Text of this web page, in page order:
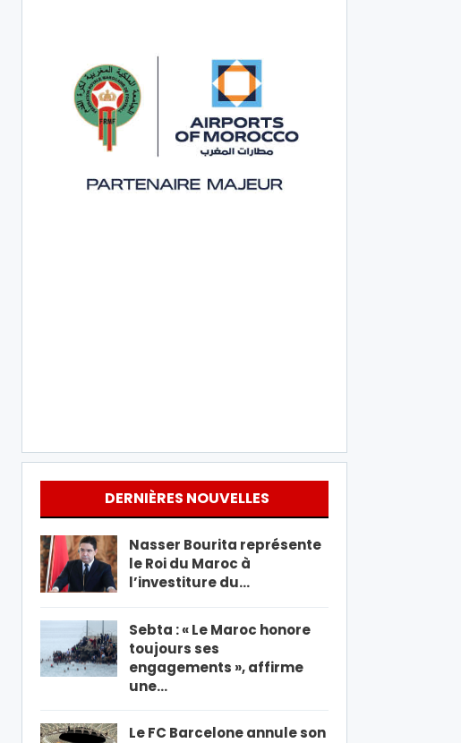
DERNIÈRES NOUVELLES
Nasser Bourita représente
le Roi du Maroc à
l’investiture du…
Sebta : « Le Maroc honore
toujours ses
engagements », affirme
une…
Le FC Barcelone annule son